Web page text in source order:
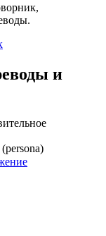
и
(persona)